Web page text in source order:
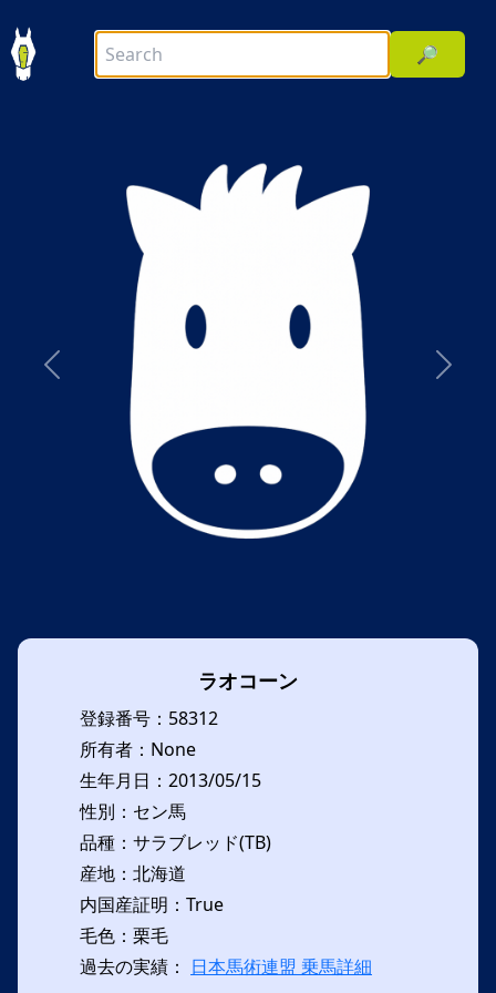
🔎
前へ 次へ
ラオコーン
登録番号：58312
所有者：None
生年月日：2013/05/15
性別：セン馬
品種：サラブレッド(TB)
産地：北海道
内国産証明：True
毛色：栗毛
過去の実績： 日本馬術連盟 乗馬詳細